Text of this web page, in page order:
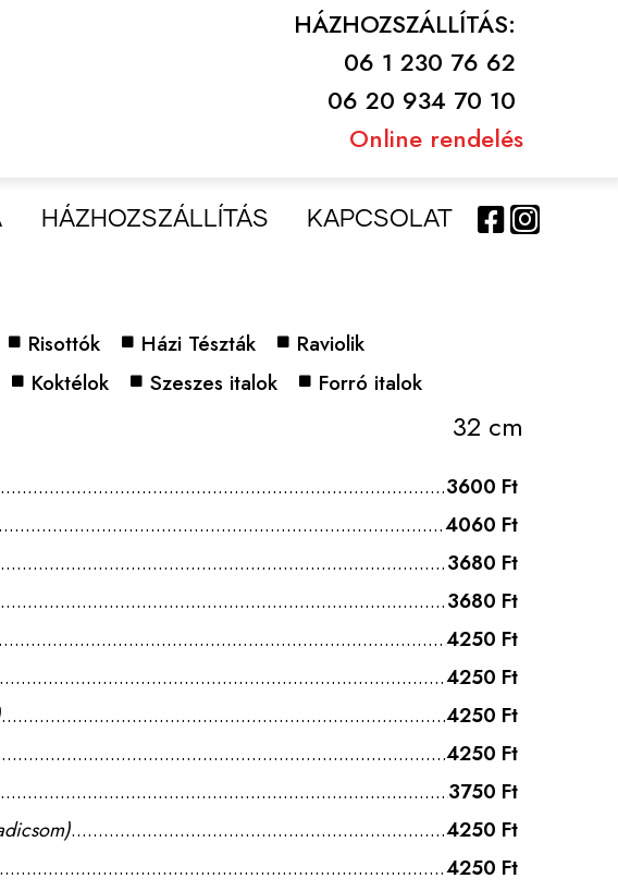
HÁZHOZSZÁLLÍTÁS:
06 1 230 76 62
06 20 934 70 10
Online rendelés
HÁZHOZSZÁLLÍTÁS KAPCSOLAT
Risottók Házi Tészták
Raviolik
Koktélok Szeszes italok Forró italok
32 cm
3600 Ft
4060 Ft
3680 Ft
3680 Ft
4250 Ft
4250 Ft
4250 Ft
4250 Ft
3750 Ft
4250 Ft
4250 Ft